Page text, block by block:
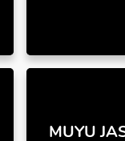
MUYU